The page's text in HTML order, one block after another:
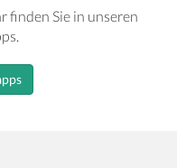
finden Sie in unseren